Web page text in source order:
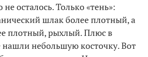
осталось. Только «тень»:
шлак более плотный, а
плотный, рыхлый. Плюс в
небольшую косточку. Вот